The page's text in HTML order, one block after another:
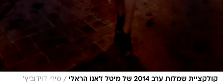
קולקציית שמלות ערב 2014 של מיטל ז'אנו הראלי / מירי דוידוביץ'